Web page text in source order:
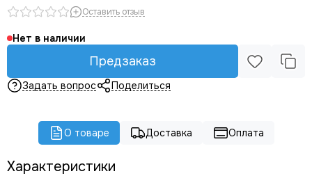
Оставить отзыв
Нет в наличии
Предзаказ
Задать вопрос Поделиться
О товаре Доставка Оплата
Характеристики